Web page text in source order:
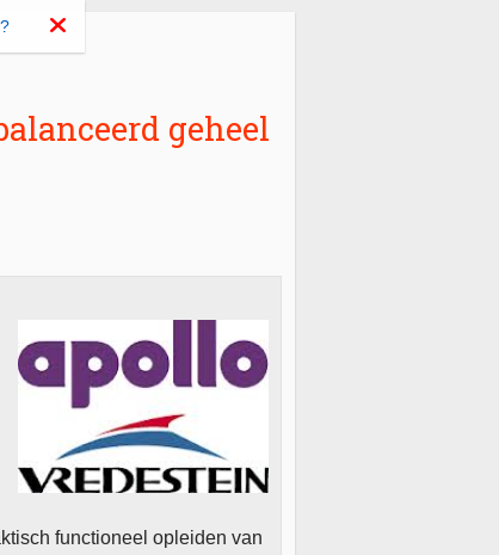
geheel
functioneel opleiden van